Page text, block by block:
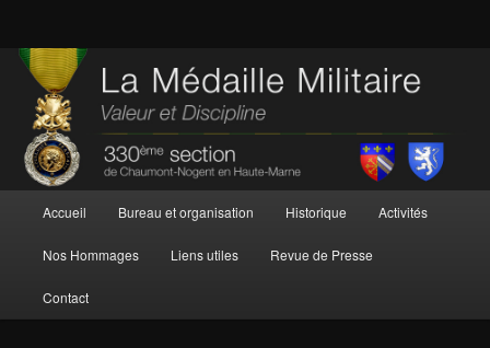
principal
Accueil Bureau et organisation Historique Activités
Nos Hommages Liens utiles Revue de Presse
Contact